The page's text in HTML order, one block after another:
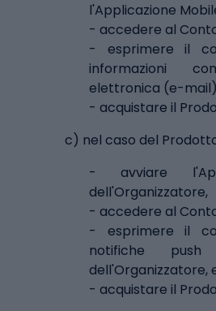
l'Applicazione
- accedere al
- esprimere il
informazioni
elettronica (e-
- acquistare il
c) nel caso del
- avviare
dell'Organizzatore,
- accedere al
- esprimere il
notifiche push
dell'Organizzatore,
- acquistare il